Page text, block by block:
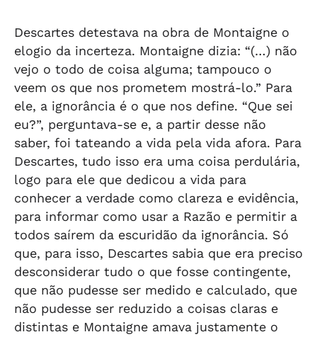
Descartes detestava na obra de Montaigne o
elogio da incerteza. Montaigne dizia: “(…) não
vejo o todo de coisa alguma; tampouco o
veem os que nos prometem mostrá-lo.” Para
ele, a ignorância é o que nos define. “Que sei
eu?”, perguntava-se e, a partir desse não
saber, foi tateando a vida pela vida afora. Para
Descartes, tudo isso era uma coisa perdulária,
logo para ele que dedicou a vida para
conhecer a verdade como clareza e evidência,
para informar como usar a Razão e permitir a
todos saírem da escuridão da ignorância. Só
que, para isso, Descartes sabia que era preciso
desconsiderar tudo o que fosse contingente,
que não pudesse ser medido e calculado, que
não pudesse ser reduzido a coisas claras e
distintas e Montaigne amava justamente o